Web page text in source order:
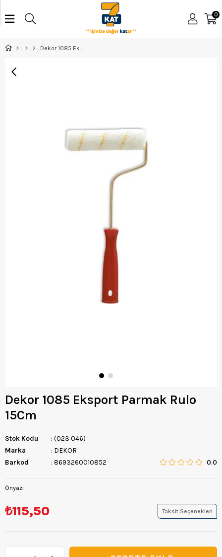
0
Dekor 1085 Eksport Parmak Rulo
15Cm
Stok Kodu
(023 046)
Marka
: DEKOR
Barkod
: 8693260010852 0.0
Önyazı
₺115,50 Taksit Seçenekleri